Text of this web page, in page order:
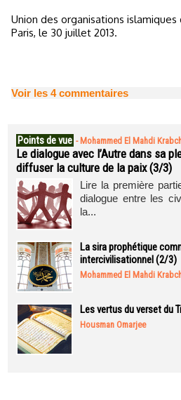
Union des organisations islamiques
Paris, le 30 juillet 2013.
Voir les 4commentaires
Points de vue - Mohammed El Mahdi
Le dialogue avec l’Autre dans sa
diffuser la culture de la paix (3/3)
Lire la première
dialogue entre les
la...
La sira prophétique
intercivilisationnel (2/3)
Mohammed El Mahdi
Les vertus du verset du
Housman Omarjee